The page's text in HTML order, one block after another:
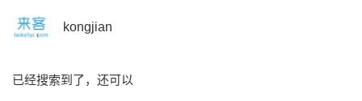
kongjian
已经搜索到了，还可以